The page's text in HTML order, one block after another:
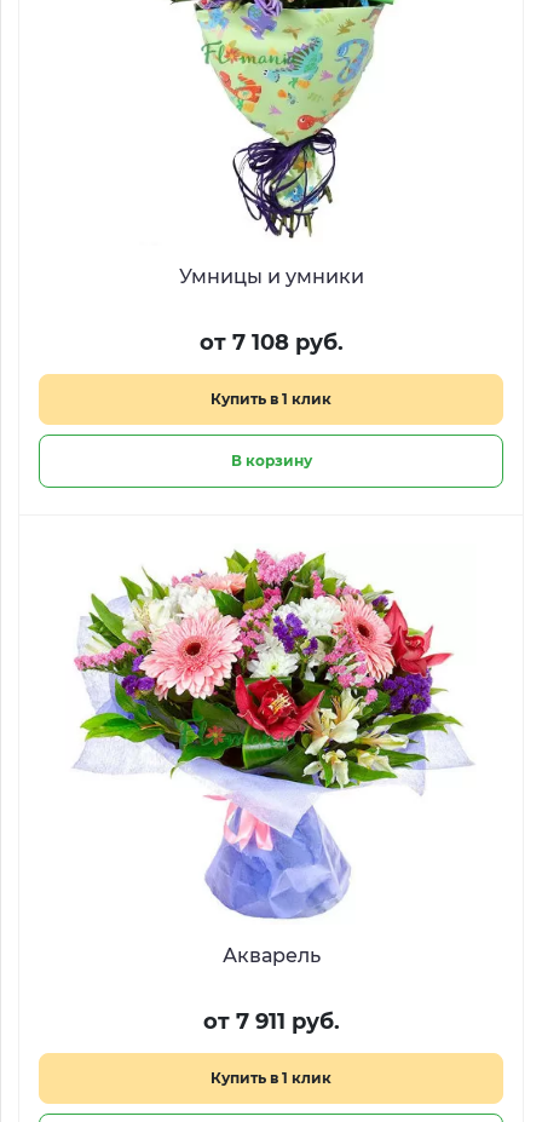
Умницы и умники
от 7 108 руб.
Купить в 1 клик
В корзину
Акварель
от 7 911 руб.
Купить в 1 клик